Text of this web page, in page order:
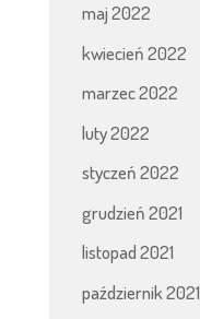
maj 2022
kwiecień 2022
marzec 2022
luty 2022
styczeń 2022
grudzień 2021
listopad 2021
październik 2021